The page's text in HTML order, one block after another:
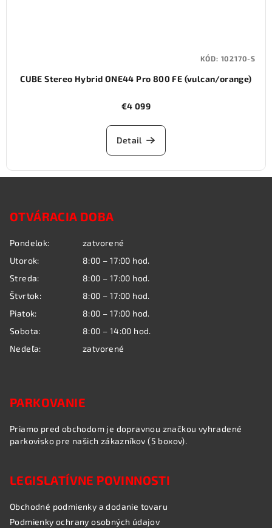
CUBE Stereo Hybrid ONE44 Pro 800 FE (vulcan/orange)
€4 099
Detail
KÓD: 102170-S
OTVÁRACIA DOBA
Pondelok:
zatvorené
Utorok:
8:00 – 17:00 hod.
Streda:
8:00 – 17:00 hod.
Štvrtok:
8:00 – 17:00 hod.
Piatok:
8:00 – 17:00 hod.
Sobota:
8:00 – 14:00 hod.
Nedeľa:
zatvorené
PARKOVANIE
Priamo pred obchodom je dopravnou značkou vyhradené
parkovisko pre našich zákazníkov (5 boxov).
LEGISLATÍVNE POVINNOSTI
Obchodné podmienky a dodanie tovaru
Podmienky ochrany osobných údajov